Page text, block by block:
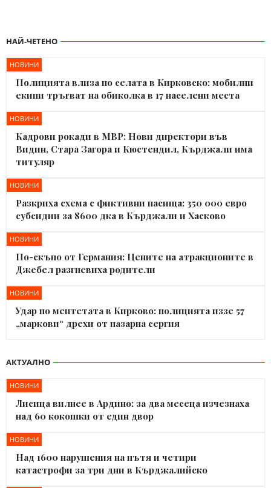
НАЙ-ЧЕТЕНО
НОВИНИ
Полицията влиза по селата в Кирковско: мобилни
екипи тръгват на обиколка в 17 населени места
НОВИНИ
Кадрови рокади в МВР: Нови директори във
Видин, Стара Загора и Кюстендил, Кърджали има
титуляр
НОВИНИ
Разкриха схема с фиктивни пасища: 350 000 евро
субсидии за 8600 дка в Кърджали и Хасково
НОВИНИ
По-скъпо от Германия: Цените на атракционите в
Джебел разгневиха родители
НОВИНИ
Удар по ментетата в Кирково: полицията иззе 57
„маркови“ дрехи от пазарна сергия
АКТУАЛНО
НОВИНИ
Лисица вилнее в Ардино: за два месеца изчезнаха
над 60 кокошки от един двор
НОВИНИ
Над 1600 нарушения на пътя и четири
катастрофи за три дни в Кърджалийско